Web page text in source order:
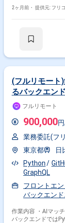
2ヶ月前・ 提供元: フリ
(フルリモート
るバックエン
フルリモート
900,000
業務委託(フ
東京都
日
Python
GraphQL
フロントエ
バックエン
作業内容 ・AIマッ
バックエンドでは